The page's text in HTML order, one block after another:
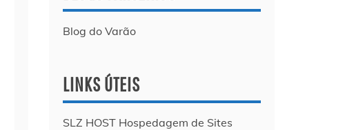
Blog do Varão
LINKS ÚTEIS
SLZ HOST Hospedagem de Sites